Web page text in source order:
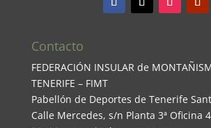
Contacto
FEDERACIÓN INSULAR de
TENERIFE – FIMT
Pabellón de Deportes de Tenerife
Calle Mercedes, s/n Planta 3ª Oficina